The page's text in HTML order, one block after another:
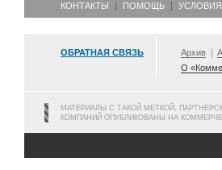
КОНТАКТЫ ПОМОЩЬ
ОБРАТНАЯ СВЯЗЬ Архив
О
МАТЕРИАЛЫ С ТАКОЙ МЕТКОЙ,
КОМПАНИЙ ОПУБЛИКОВАНЫ НА